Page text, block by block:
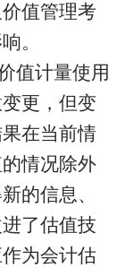
值管理考
。
值计量使用
更，但变
在当前情
情况除外
的信息、
了估值技
为会计估